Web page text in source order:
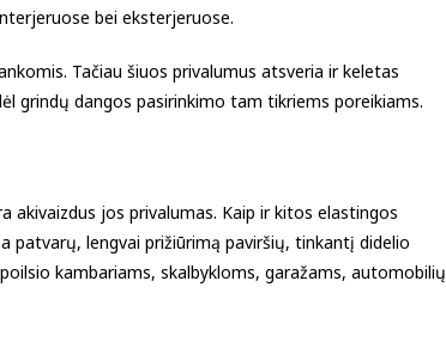
bei eksterjeruose.
Tačiau šiuos privalumus atsveria ir keletas
grindų dangos pasirinkimo tam tikriems poreikiams.
akivaizdus jos privalumas. Kaip ir kitos elastingos
patvarų, lengvai prižiūrimą paviršių, tinkantį didelio
kambariams, skalbykloms, garažams, automobilių